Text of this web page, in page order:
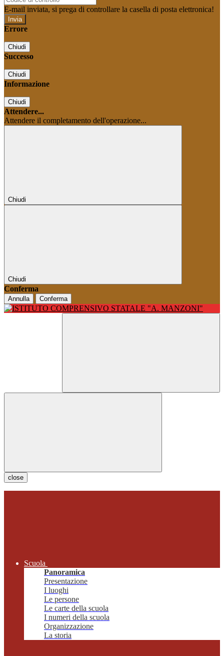
E-mail inviata, si prega di controllare la casella di posta elettronica!
Errore
Chiudi
Successo
Chiudi
Informazione
Chiudi
Attendere...
Attendere il completamento dell'operazione...
Chiudi
Chiudi
Conferma
Annulla Conferma
close
Scuola
Panoramica
Presentazione
I luoghi
Le persone
Le carte della scuola
I numeri della scuola
Organizzazione
La storia